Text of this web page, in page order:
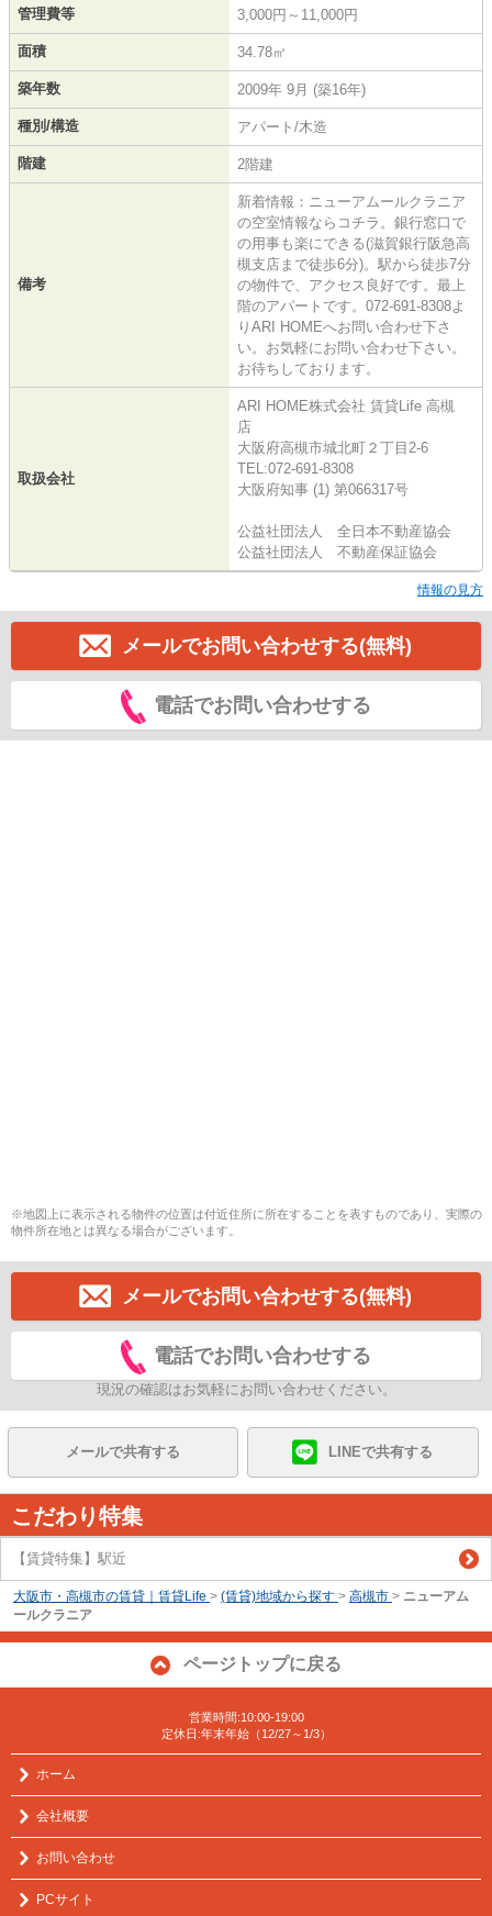
管理費等 3,000円～11,000円
面積 34.78㎡
築年数 2009年 9月 (築16年)
種別/構造 アパート/木造
階建 2階建
備考
新着情報：ニューアムールクラニア
の空室情報ならコチラ。銀行窓口で
の用事も楽にできる(滋賀銀行阪急高
槻支店まで徒歩6分)。駅から徒歩7分
の物件で、アクセス良好です。最上
階のアパートです。072-691-8308よ
りARI HOMEへお問い合わせ下さ
い。お気軽にお問い合わせ下さい。
お待ちしております。
取扱会社
ARI HOME株式会社 賃貸Life 高槻
店
大阪府高槻市城北町２丁目2-6
TEL:072-691-8308
大阪府知事 (1) 第066317号
公益社団法人 全日本不動産協会
公益社団法人 不動産保証協会
情報の見方
メールでお問い合わせする(無料)
電話でお問い合わせする
※地図上に表示される物件の位置は付近住所に所在することを表すものであり、実際の
物件所在地とは異なる場合がございます。
メールでお問い合わせする(無料)
電話でお問い合わせする
現況の確認はお気軽にお問い合わせください。
メールで共有する LINEで共有する
こだわり特集
【賃貸特集】駅近
大阪市・高槻市の賃貸｜賃貸Life > (賃貸)地域から探す > 高槻市 > ニューアム
ールクラニア
ページトップに戻る
営業時間:10:00-19:00
定休日:年末年始（12/27～1/3）
ホーム
会社概要
お問い合わせ
PCサイト